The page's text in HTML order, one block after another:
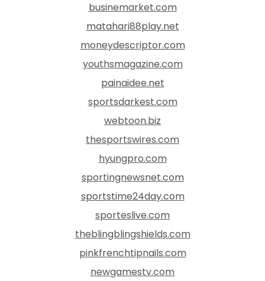
businemarket.com
matahari88play.net
moneydescriptor.com
youthsmagazine.com
painaidee.net
sportsdarkest.com
webtoon.biz
thesportswires.com
hyungpro.com
sportingnewsnet.com
sportstime24day.com
sporteslive.com
theblingblingshields.com
pinkfrenchtipnails.com
newgamestv.com